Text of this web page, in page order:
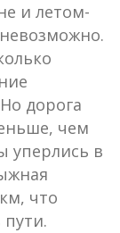
и летом-
дорога
чем
уперлись в
что